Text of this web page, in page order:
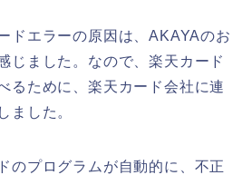
ドエラーの原因は、AKAYAのお
じました。なので、楽天カード
るために、楽天カード会社に連
ました。
のプログラムが自動的に、不正